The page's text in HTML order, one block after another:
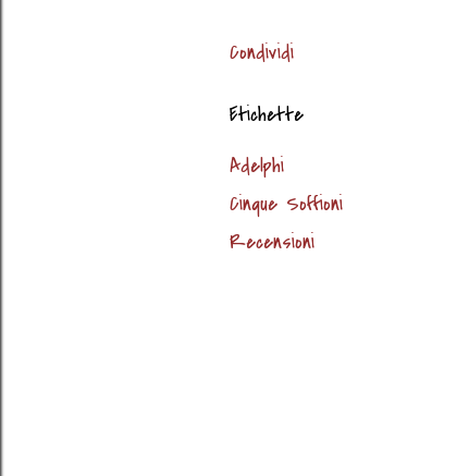
Condividi
Etichette
Adelphi
Cinque Soffioni
Recensioni